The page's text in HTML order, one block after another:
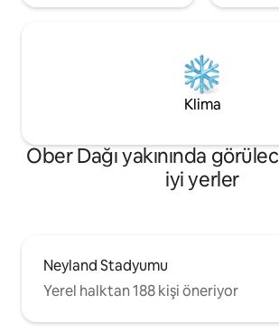
Klima
Ober Dağı yakınında
iyi yerler
Neyland Stadyumu
Yerel halktan 188 kişi öneriyor